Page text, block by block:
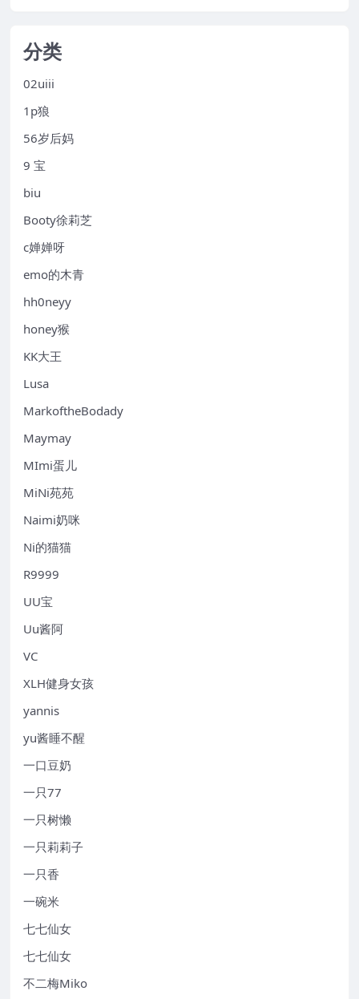
分类
02uiii
1p狼
56岁后妈
9 宝
biu
Booty徐莉芝
c婵婵呀
emo的木青
hh0neyy
honey猴
KK大王
Lusa
MarkoftheBodady
Maymay
MImi蛋儿
MiNi苑苑
Naimi奶咪
Ni的猫猫
R9999
UU宝
Uu酱阿
VC
XLH健身女孩
yannis
yu酱睡不醒
一口豆奶
一只77
一只树懒
一只莉莉子
一只香
一碗米
七七仙女
七七仙女
不二梅Miko